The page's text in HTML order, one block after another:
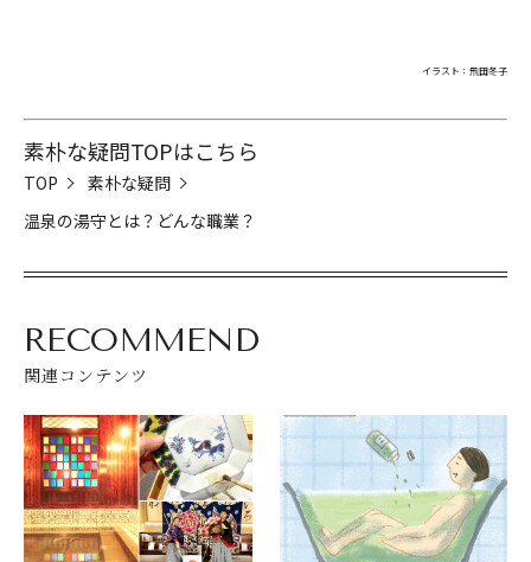
イラスト：飛田冬子
素朴な疑問TOPはこちら
TOP
素朴な疑問
温泉の湯守とは？どんな職業？
RECOMMEND
関連コンテンツ